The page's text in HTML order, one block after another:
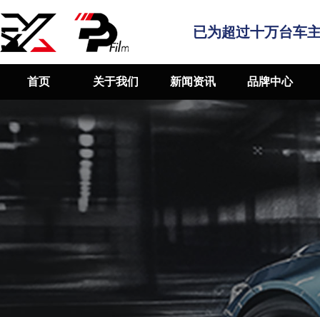
已为超过十万台车
首页 关于我们 新闻资讯 品牌中心